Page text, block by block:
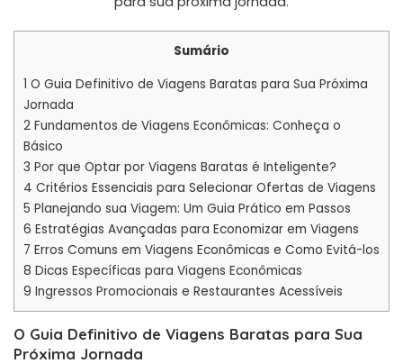
Sumário
1 O Guia Definitivo de Viagens Baratas para Sua Próxima
Jornada
2 Fundamentos de Viagens Econômicas: Conheça o
Básico
3 Por que Optar por Viagens Baratas é Inteligente?
4 Critérios Essenciais para Selecionar Ofertas de Viagens
5 Planejando sua Viagem: Um Guia Prático em Passos
6 Estratégias Avançadas para Economizar em Viagens
7 Erros Comuns em Viagens Econômicas e Como Evitá-los
8 Dicas Específicas para Viagens Econômicas
9 Ingressos Promocionais e Restaurantes Acessíveis
O Guia Definitivo de Viagens Baratas para Sua
Próxima Jornada